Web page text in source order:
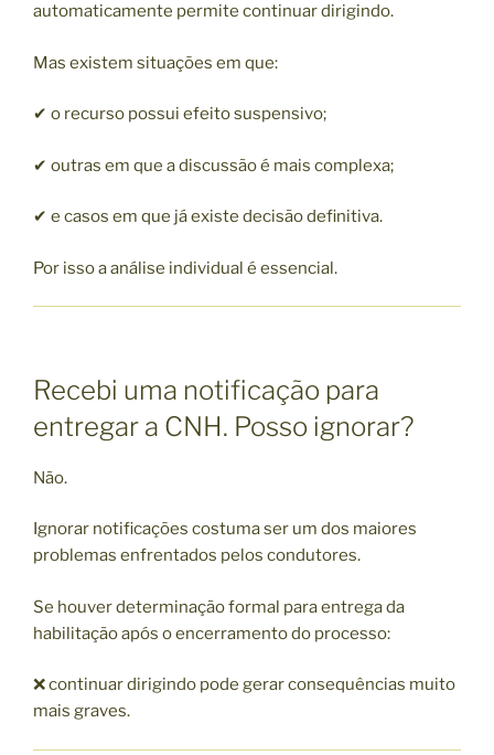
automaticamente permite continuar dirigindo.
Mas existem situações em que:
✔ o recurso possui efeito suspensivo;
✔ outras em que a discussão é mais complexa;
✔ e casos em que já existe decisão definitiva.
Por isso a análise individual é essencial.
Recebi uma notificação para
entregar a CNH. Posso ignorar?
Não.
Ignorar notificações costuma ser um dos maiores
problemas enfrentados pelos condutores.
Se houver determinação formal para entrega da
habilitação após o encerramento do processo:
❌ continuar dirigindo pode gerar consequências muito
mais graves.